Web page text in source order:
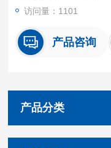
9、微型打印机，仅通
访问量：1101
产品咨询
产品分类